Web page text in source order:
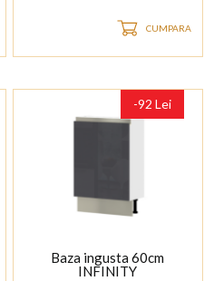
CUMPARA
-92 Lei
Baza ingusta 60cm
INFINITY